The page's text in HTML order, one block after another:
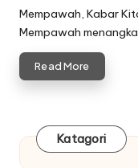
by
Mempawah, Kabar
Mempawah
Read More
Katagori